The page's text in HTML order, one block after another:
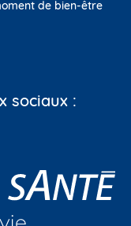
de bien-être
sociaux :